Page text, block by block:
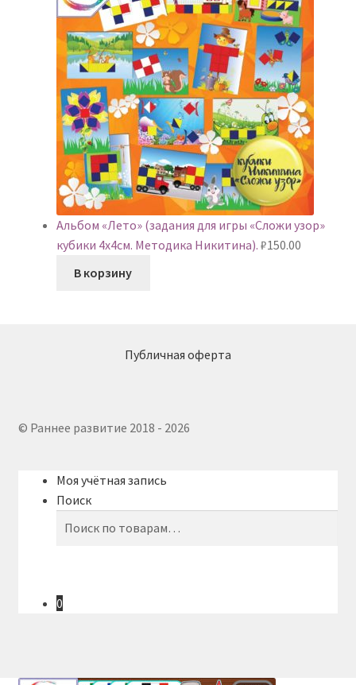
Альбом «Лето» (задания для игры «Сложи узор»
кубики 4х4см. Методика Никитина). ₽150.00
В корзину
Публичная оферта
© Раннее развитие 2018 - 2026
Моя учётная запись
Поиск
0